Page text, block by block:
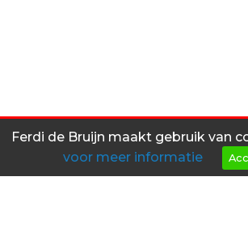
Ferdi de Bruijn maakt gebruik van
voor meer informatie